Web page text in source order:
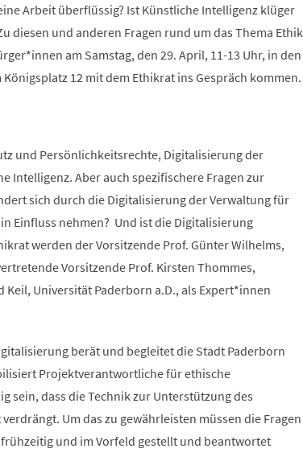
Arbeit überflüssig? Ist Künstliche Intelligenz klüger
diesen und anderen Fragen rund um das Thema Ethik
am Samstag, den 29. April, 11-13 Uhr, in den
12 mit dem Ethikrat ins Gespräch kommen.
und Persönlichkeitsrechte, Digitalisierung der
Intelligenz. Aber auch spezifischere Fragen zur
sich durch die Digitalisierung der Verwaltung für
Einfluss nehmen? Und ist die Digitalisierung
werden der Vorsitzende Prof. Günter Wilhelms,
Vorsitzende Prof. Kirsten Thommes,
Universität Paderborn a.D., als Expert*innen
berät und begleitet die Stadt Paderborn
Projektverantwortliche für ethische
sein, dass die Technik zur Unterstützung des
Um das zu gewährleisten müssen die Fragen
frühzeitig und im Vorfeld gestellt und beantwortet